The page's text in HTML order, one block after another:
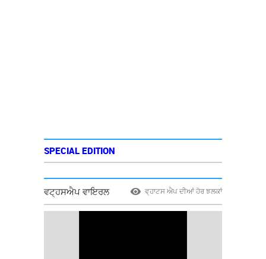
SPECIAL EDITION
ਵਟ੍ਹਸਐਪ ਵਾਇਰਲ ਵ੍ਹਾਟਸ ਐਪ ਦੀਆਂ ਹੋਰ ਝਲਕਾਂ